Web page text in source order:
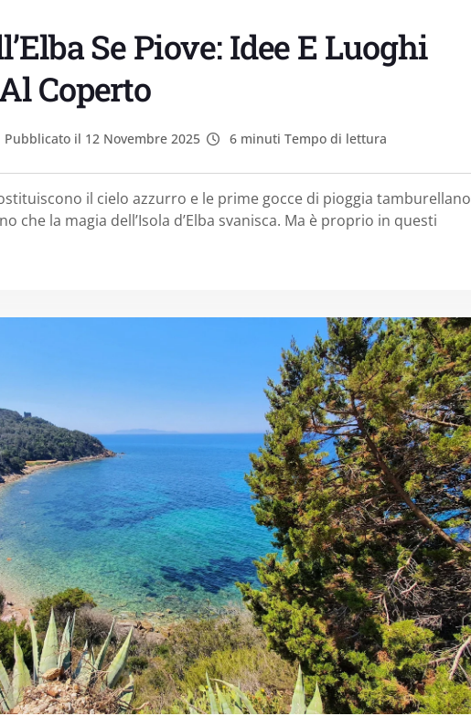
Se Piove: Idee E Luoghi
Coperto
Pubblicato il 12 Novembre 2025 6 minuti Tempo di lettura
il cielo azzurro e le prime gocce di pioggia tamburellano
che la magia dell’Isola d’Elba svanisca. Ma è proprio in questi